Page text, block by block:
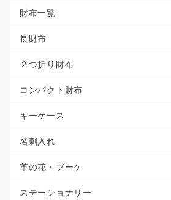
財布一覧
長財布
２つ折り財布
コンパクト財布
キーケース
名刺入れ
革の花・ブーケ
ステーショナリー